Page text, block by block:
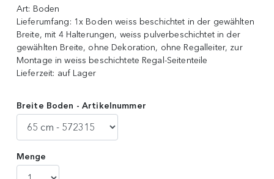
Art: Boden
Lieferumfang: 1x Boden weiss beschichtet in der gewählten
Breite, mit 4 Halterungen, weiss pulverbeschichtet in der
gewählten Breite, ohne Dekoration, ohne Regalleiter, zur
Montage in weiss beschichtete Regal-Seitenteile
Lieferzeit: auf Lager
Breite Boden - Artikelnummer
Menge